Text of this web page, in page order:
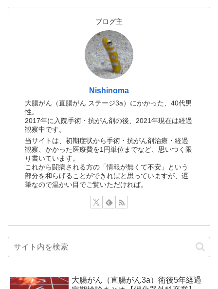
ブログ主
Nishinoma
大腸がん（直腸がん ステージ3a）にかかった、40代男
性。
2017年に入院手術・抗がん剤の後、2021年現在は経過
観察中です。
当サイトは、初期症状から手術・抗がん剤治療・経過
観察、かかった医療費を1円単位までなど、思いつく限
り書いています。
これから闘病される方の「情報が無くて不安」という
部分を和らげることができればと思っていますが、遅
筆なので温かい目でご覧いただければ。
大腸がん（直腸がん3a）術後5年経過